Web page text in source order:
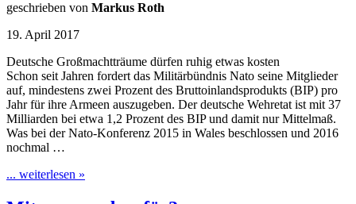
geschrieben von Markus Roth
19. April 2017
Deutsche Großmachtträume dürfen ruhig etwas kosten
Schon seit Jahren fordert das Militärbündnis Nato seine Mitglieder
auf, mindestens zwei Prozent des Bruttoinlandsprodukts (BIP) pro
Jahr für ihre Armeen auszugeben. Der deutsche Wehretat ist mit 37
Milliarden bei etwa 1,2 Prozent des BIP und damit nur Mittelmaß.
Was bei der Nato-Konferenz 2015 in Wales beschlossen und 2016
nochmal …
... weiterlesen »